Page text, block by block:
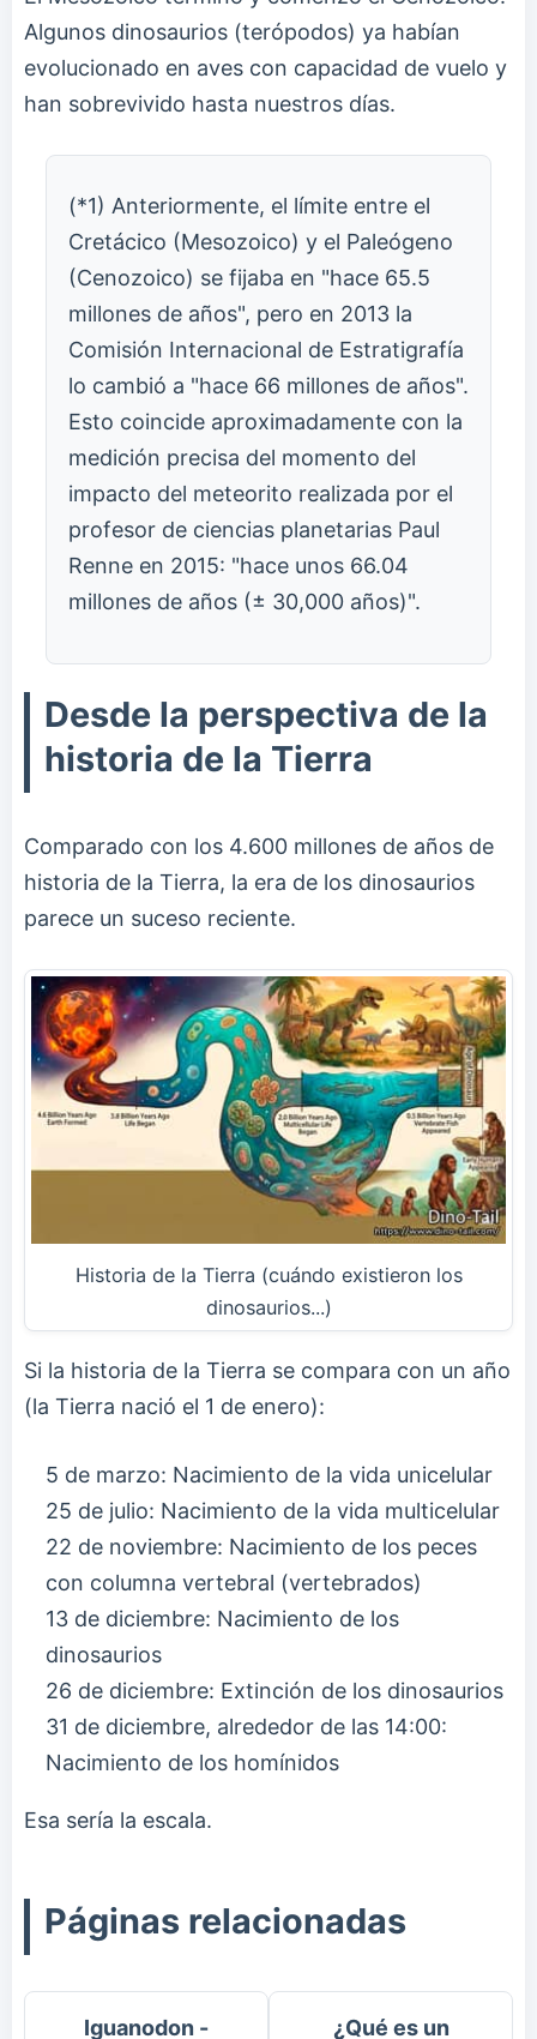
Algunos dinosaurios (terópodos) ya habían
evolucionado en aves con capacidad de vuelo y
han sobrevivido hasta nuestros días.
(*1) Anteriormente, el límite entre el
Cretácico (Mesozoico) y el Paleógeno
(Cenozoico) se fijaba en "hace 65.5
millones de años", pero en 2013 la
Comisión Internacional de Estratigrafía
lo cambió a "hace 66 millones de años".
Esto coincide aproximadamente con la
medición precisa del momento del
impacto del meteorito realizada por el
profesor de ciencias planetarias Paul
Renne en 2015: "hace unos 66.04
millones de años (± 30,000 años)".
Desde la perspectiva de la
historia de la Tierra
Comparado con los 4.600 millones de años de
historia de la Tierra, la era de los dinosaurios
parece un suceso reciente.
Historia de la Tierra (cuándo existieron los
dinosaurios...)
Si la historia de la Tierra se compara con un año
(la Tierra nació el 1 de enero):
5 de marzo: Nacimiento de la vida unicelular
25 de julio: Nacimiento de la vida multicelular
22 de noviembre: Nacimiento de los peces
con columna vertebral (vertebrados)
13 de diciembre: Nacimiento de los
dinosaurios
26 de diciembre: Extinción de los dinosaurios
31 de diciembre, alrededor de las 14:00:
Nacimiento de los homínidos
Esa sería la escala.
Páginas relacionadas
Iguanodon - ¿Qué es un